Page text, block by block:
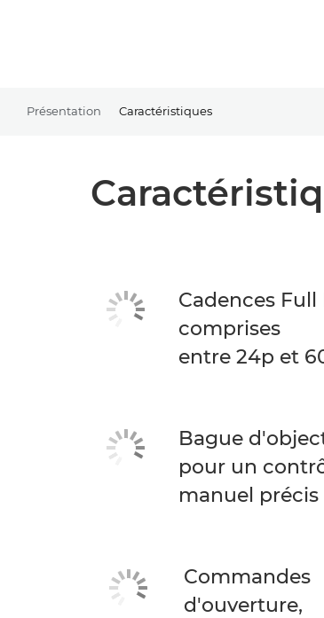
Présentation Caractéristiques
Cadences Full
comprises
entre 24p et
Bague
pour un
manuel précis
Commandes
d'ouverture,